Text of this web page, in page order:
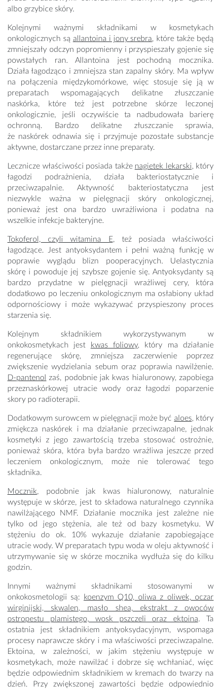
albo grzybice skóry.
Kolejnymi ważnymi składnikami w kosmetykach
onkologicznych są allantoina i jony srebra, które także będą
zmniejszały odczyn popromienny i przyspieszały gojenie się
powstałych ran. Allantoina jest pochodną mocznika.
Działa łagodząco i zmniejsza stan zapalny skóry. Ma wpływ
na połączenia międzykomórkowe, więc stosuje się ją w
preparatach wspomagających delikatne złuszczanie
naskórka, które też jest potrzebne skórze leczonej
onkologicznie, jeśli oczywiście ta nadbudowała barierę
ochronną. Bardzo delikatne złuszczanie sprawia,
że naskórek odnawia się i przyjmuje pozostałe substancje
aktywne, dostarczane przez inne preparaty.
Lecznicze właściwości posiada także nagietek lekarski, który
łagodzi podrażnienia, działa bakteriostatycznie i
przeciwzapalnie. Aktywność bakteriostatyczna jest
niezwykle ważna w pielęgnacji skóry onkologicznej,
ponieważ jest ona bardzo uwrażliwiona i podatna na
wszelkie infekcje bakteryjne.
Tokoferol, czyli witamina E, też posiada właściwości
łagodzące. Jest antyoksydantem i pełni ważną funkcję w
poprawie wyglądu blizn pooperacyjnych. Uelastycznia
skórę i powoduje jej szybsze gojenie się. Antyoksydanty są
bardzo przydatne w pielęgnacji wrażliwej cery, która
dodatkowo po leczeniu onkologicznym ma osłabiony układ
odpornościowy i może wykazywać przyspieszony proces
starzenia się.
Kolejnym składnikiem wykorzystywanym w
onkokosmetykach jest
kwas foliowy, który ma działanie
regenerujące skórę, zmniejsza zaczerwienie poprzez
zwiększenie wydzielania sebum oraz poprawia nawilżenie.
D-pantenol
zaś, podobnie jak kwas hialuronowy, zapobiega
przeznaskórkowej utracie wody oraz łagodzi poparzenie
skory po radioterapii.
Dodatkowym surowcem w pielęgnacji może być aloes, który
zmiękcza naskórek i ma działanie przeciwzapalne, jednak
kosmetyki z jego zawartością trzeba stosować ostrożnie,
ponieważ skóra, która była bardzo wrażliwa jeszcze przed
leczeniem onkologicznym, może nie tolerować tego
składnika.
Mocznik, podobnie jak kwas hialuronowy, naturalnie
występuje w skórze, jest to składowa naturalnego czynnika
nawilżającego NMF. Działanie mocznika jest zależne nie
tylko od jego stężenia, ale też od bazy kosmetyku. W
stężeniu do ok. 10% wykazuje działanie zapobiegające
utracie wody. W preparatach typu woda w oleju aktywność i
utrzymywanie się w skórze mocznika wydłuża się do kilku
godzin.
Innymi ważnymi składnikami stosowanymi w
onkokosmetologii są:
koenzym Q10, oliwa z oliwek, oczar
wirginijski, skwalen, masło shea, ekstrakt z owoców
ostropestu plamistego, wosk pszczeli oraz ektoina. Ta
ostatnia jest składnikiem antyoksydacyjnym, wspomaga
procesy naprawcze skóry i ma właściwości przeciwzapalne.
Ektoina, w zależności, w jakim stężeniu występuje w
kosmetykach, może nawilżać i dobrze się wchłaniać, więc
będzie odpowiednim składnikiem w kremach do twarzy na
dzień. Przy zwiększonej zawartości będzie odpowiednio